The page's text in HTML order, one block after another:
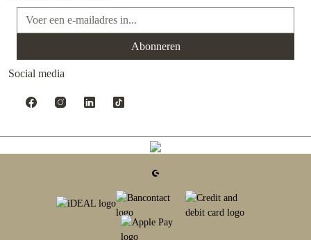
E-mailadres*
Abonneren
Social media